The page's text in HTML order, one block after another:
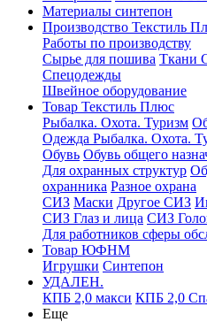
Материалы синтепон
Производство Текстиль
Работы по производству
Сырье для пошива Ткани
Спецодежды
Швейное оборудование
Товар Текстиль Плюс
Рыбалка. Охота. Туризм
Одежда Рыбалка. Охота.
Обувь Обувь общего
Для охранных структур
охранника Разное охрана
СИЗ Маски Другое СИЗ
СИЗ Глаз и лица СИЗ
Для работников сферы
Товар ЮФНМ
Игрушки Синтепон
УДАЛЕН.
КПБ 2,0 макси КПБ 2,0
Еще